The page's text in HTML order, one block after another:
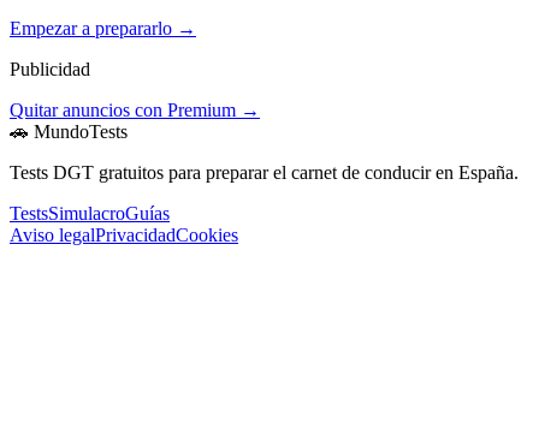
Empezar a prepararlo →
Publicidad
Quitar anuncios con Premium →
🚗 MundoTests
Tests DGT gratuitos para preparar el carnet de conducir en España.
TestsSimulacroGuías
Aviso legalPrivacidadCookies